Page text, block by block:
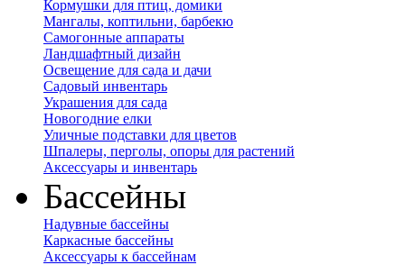
Кормушки для птиц, домики
Мангалы, коптильни, барбекю
Самогонные аппараты
Ландшафтный дизайн
Освещение для сада и дачи
Садовый инвентарь
Украшения для сада
Новогодние елки
Уличные подставки для цветов
Шпалеры, перголы, опоры для растений
Аксессуары и инвентарь
Бассейны
Надувные бассейны
Каркасные бассейны
Аксессуары к бассейнам